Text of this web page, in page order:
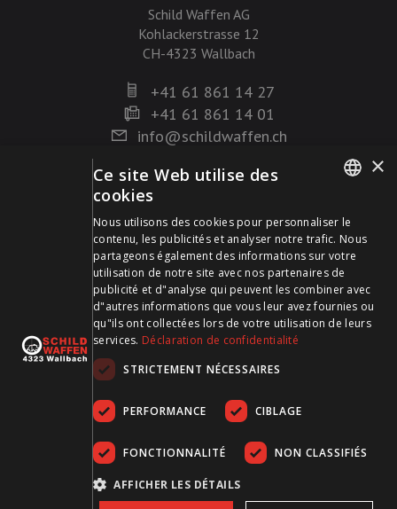
Schild Waffen AG
Kohlackerstrasse 12
CH-4323 Wallbach
+41 61 861 14 27
+41 61 861 14 01
info@schildwaffen.ch
Mode de paiement
Visitez-nous sur les médias sociaux et restez à jour !
FRENCH
×
Ce site Web utilise des
cookies
Nous utilisons des cookies pour personnaliser le
contenu, les publicités et analyser notre trafic. Nous
partageons également des informations sur votre
utilisation de notre site avec nos partenaires de
publicité et d"analyse qui peuvent les combiner avec
d"autres informations que vous leur avez fournies ou
qu"ils ont collectées lors de votre utilisation de leurs
services. Déclaration de confidentialité
STRICTEMENT NÉCESSAIRES
PERFORMANCE CIBLAGE
FONCTIONNALITÉ NON CLASSIFIÉS
AFFICHER LES DÉTAILS